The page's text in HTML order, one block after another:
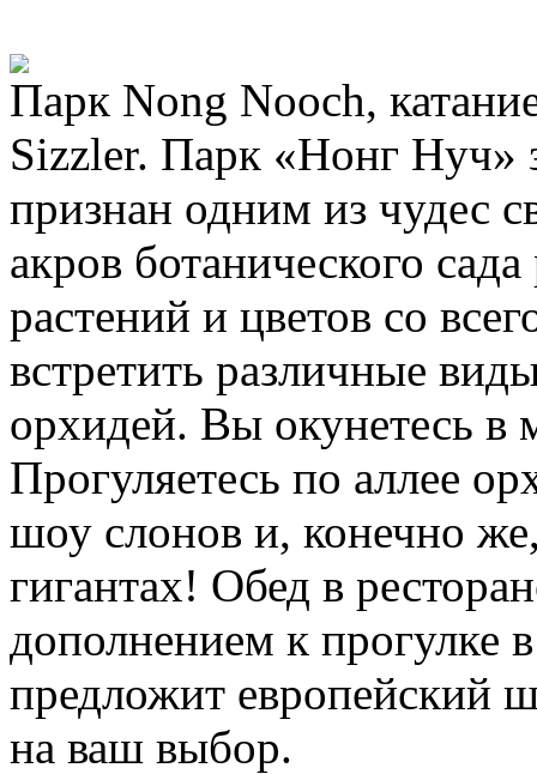
Парк Nong Nooch,
Sizzler. Парк «Нонг Нуч»
признан одним из чудес
акров ботанического
растений и цветов со
встретить различные
орхидей. Вы окунетесь в
Прогуляетесь по аллее
шоу слонов и, конечно
гигантах! Обед в
дополнением к прогулке
предложит европейский
на ваш выбор.